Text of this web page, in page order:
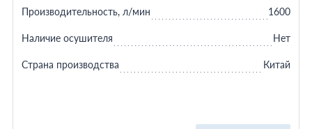
Производительность, л/мин 1600
Наличие осушителя Нет
Страна производства Китай